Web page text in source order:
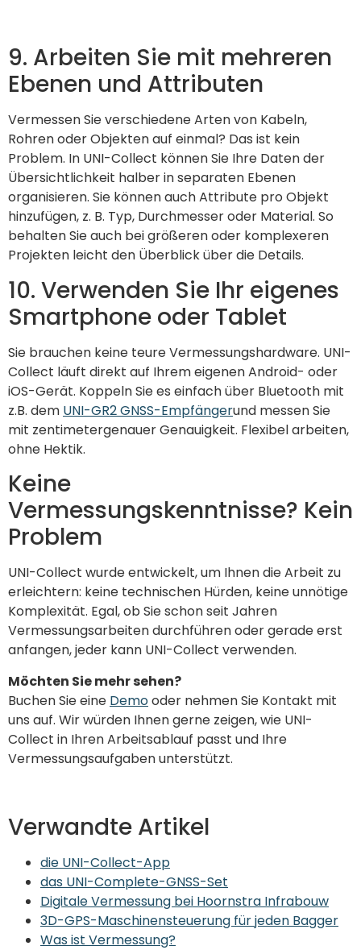
9. Arbeiten Sie mit mehreren
Ebenen und Attributen
Vermessen Sie verschiedene Arten von Kabeln,
Rohren oder Objekten auf einmal? Das ist kein
Problem. In UNI-Collect können Sie Ihre Daten der
Übersichtlichkeit halber in separaten Ebenen
organisieren. Sie können auch Attribute pro Objekt
hinzufügen, z. B. Typ, Durchmesser oder Material. So
behalten Sie auch bei größeren oder komplexeren
Projekten leicht den Überblick über die Details.
10. Verwenden Sie Ihr eigenes
Smartphone oder Tablet
Sie brauchen keine teure Vermessungshardware. UNI-
Collect läuft direkt auf Ihrem eigenen Android- oder
iOS-Gerät. Koppeln Sie es einfach über Bluetooth mit
z.B. dem UNI-GR2 GNSS-Empfängerund messen Sie
mit zentimetergenauer Genauigkeit. Flexibel arbeiten,
ohne Hektik.
Keine
Vermessungskenntnisse? Kein
Problem
UNI-Collect wurde entwickelt, um Ihnen die Arbeit zu
erleichtern: keine technischen Hürden, keine unnötige
Komplexität. Egal, ob Sie schon seit Jahren
Vermessungsarbeiten durchführen oder gerade erst
anfangen, jeder kann UNI-Collect verwenden.
Möchten Sie mehr sehen?
Buchen Sie eine Demooder nehmen Sie Kontakt mit
uns auf. Wir würden Ihnen gerne zeigen, wie UNI-
Collect in Ihren Arbeitsablauf passt und Ihre
Vermessungsaufgaben unterstützt.
Verwandte Artikel
die UNI-Collect-App
das UNI-Complete-GNSS-Set
Digitale Vermessung bei Hoornstra Infrabouw
3D-GPS-Maschinensteuerung für jeden Bagger
Was ist Vermessung?